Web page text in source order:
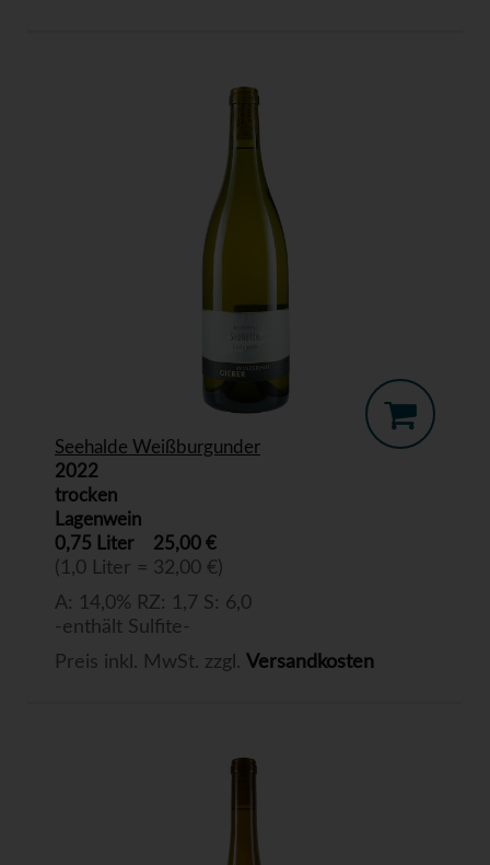
Seehalde Weißburgunder
2022
trocken
Lagenwein
0,75 Liter
25,00 €
(1,0 Liter = 32,00 €)
A: 14,0% RZ: 1,7 S: 6,0
-enthält Sulfite-
Preis inkl. MwSt. zzgl. Versandkosten